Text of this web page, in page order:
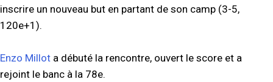
inscrire un nouveau but en partant de son camp (3-5,
120e+1).
Enzo Millot a débuté la rencontre, ouvert le score et a
rejoint le banc à la 78e.